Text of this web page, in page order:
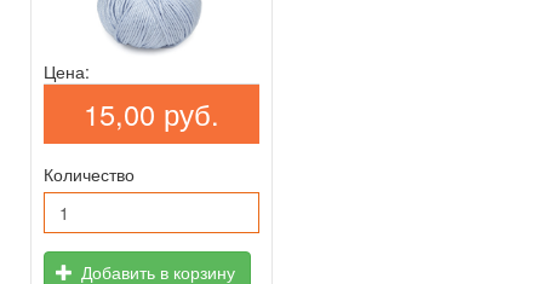
Цена:
15,00 руб.
Количество
Добавить в корзину